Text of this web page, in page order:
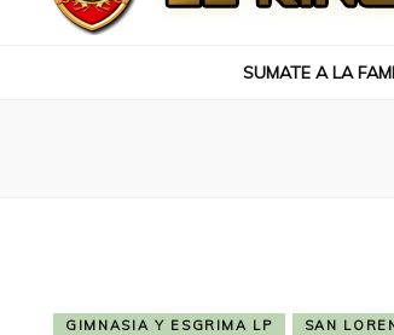
SUMATE A LA
GIMNASIA Y ESGRIMA LP SAN